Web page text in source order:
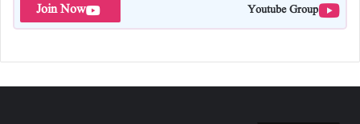
Youtube Group
Join Now